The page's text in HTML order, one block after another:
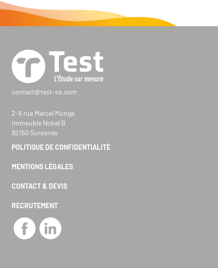
contact@test-sa.com
2-6 rue Marcel Monge
Immeuble Nobel B
92150 Suresnes
POLITIQUE DE CONFIDENTIALITÉ
MENTIONS LÉGALES
CONTACT & DEVIS
RECRUTEMENT